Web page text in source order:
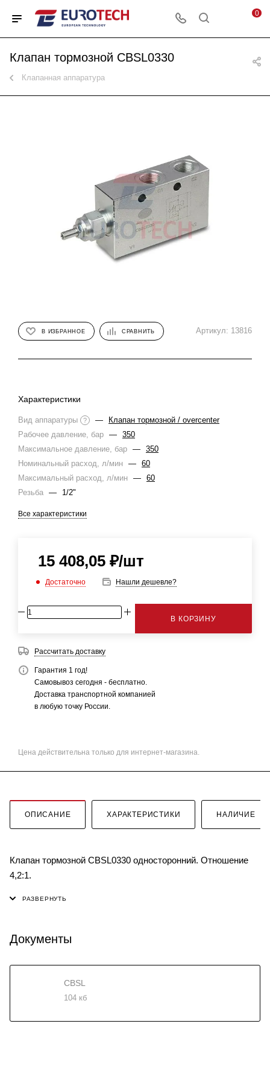
0
Клапан тормозной CBSL0330
Клапанная аппаратура
В ИЗБРАННОЕ СРАВНИТЬ Артикул: 13816
Характеристики
Вид аппаратуры ? —
Клапан тормозной / overcenter
Рабочее давление, бар — 350
Максимальное давление, бар — 350
Номинальный расход, л/мин — 60
Максимальный расход, л/мин — 60
Резьба — 1/2"
Все характеристики
15 408,05 ₽/шт
Достаточно Нашли дешевле?
В КОРЗИНУ
Рассчитать доставку
Гарантия 1 год!
Самовывоз сегодня - бесплатно.
Доставка транспортной компанией
в любую точку России.
Цена действительна только для интернет-магазина.
ОПИСАНИЕ ХАРАКТЕРИСТИКИ НАЛИЧИЕ
Клапан тормозной CBSL0330 односторонний. Отношение
4,2:1.
Документы
CBSL
104 кб